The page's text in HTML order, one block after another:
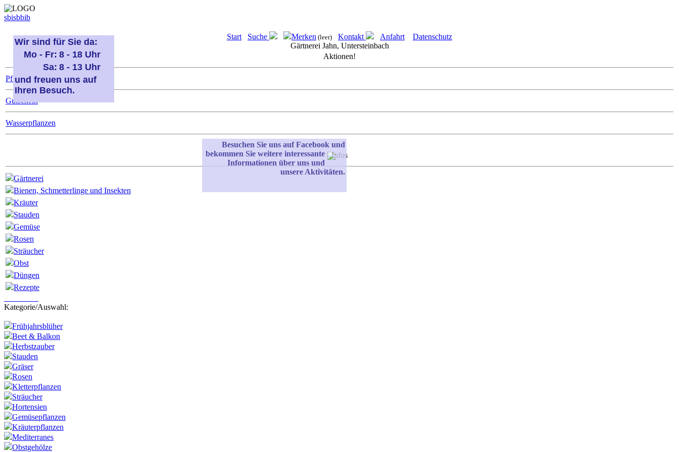
sbisbbib
Start Suche Merken (leer) Kontakt Anfahrt
Datenschutz
Gärtnerei Jahn, Untersteinbach
Aktionen!
Pflanzenverfügbarkeit
Gutschein
Wasserpflanzen
Infos
Gärtnerei
Bienen, Schmetterlinge und Insekten
Kräuter
Stauden
Gemüse
Rosen
Sträucher
Obst
Düngen
Rezepte
Kategorie/Auswahl:
Frühjahrsblüher
Beet & Balkon
Herbstzauber
Stauden
Gräser
Rosen
Kletterpflanzen
Sträucher
Hortensien
Gemüsepflanzen
Kräuterpflanzen
Mediterranes
Obstgehölze
Wir sind für Sie da:
Mo - Fr: 8 - 18 Uhr
Sa: 8 - 13 Uhr
und freuen uns auf
Ihren Besuch.
Besuchen Sie uns auf Facebook und
bekommen Sie weitere interessante
Informationen über uns und
unsere Aktivitäten.